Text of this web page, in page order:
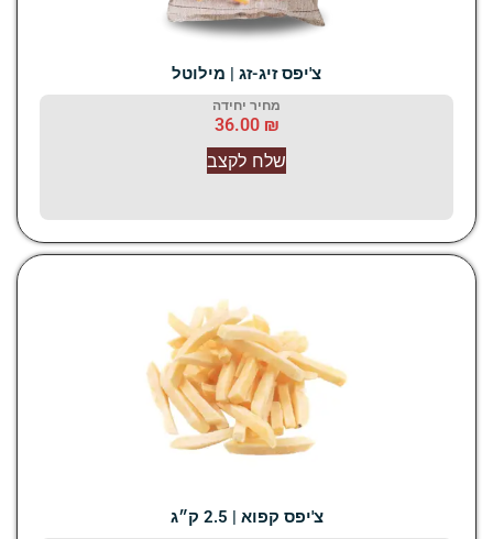
צ'יפס זיג-זג | מילוטל
מחיר יחידה
36.00
שלח לקצב
‫צ'יפס קפוא | 2.5 ק״ג